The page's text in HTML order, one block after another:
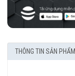
THÔNG TIN SẢN PHẨM